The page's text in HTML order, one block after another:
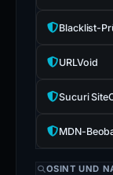
Blacklist-
URLVoid
Sucuri
MDN-
OSINT UND